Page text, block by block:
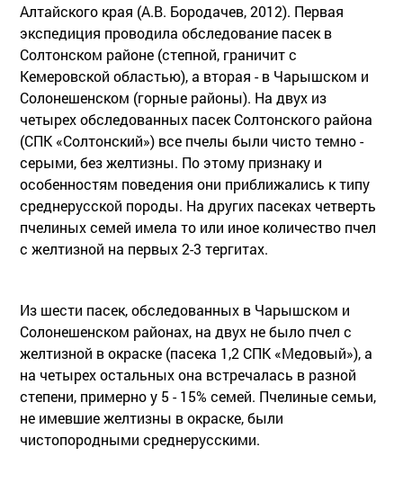
Алтайского края (А.В. Бородачев, 2012). Первая
экспедиция проводила обследование пасек в
Солтонском районе (степной, граничит с
Кемеровской областью), а вторая - в Чарышском и
Солонешенском (горные районы). На двух из
четырех обследованных пасек Солтонского района
(СПК «Солтонский») все пчелы были чисто темно -
серыми, без желтизны. По этому признаку и
особенностям поведения они приближались к типу
среднерусской породы. На других пасеках четверть
пчелиных семей имела то или иное количество пчел
с желтизной на первых 2-3 тергитах.
Из шести пасек, обследованных в Чарышском и
Солонешенском районах, на двух не было пчел с
желтизной в окраске (пасека 1,2 СПК «Медовый»), а
на четырех остальных она встречалась в разной
степени, примерно у 5 - 15% семей. Пчелиные семьи,
не имевшие желтизны в окраске, были
чистопородными среднерусскими.